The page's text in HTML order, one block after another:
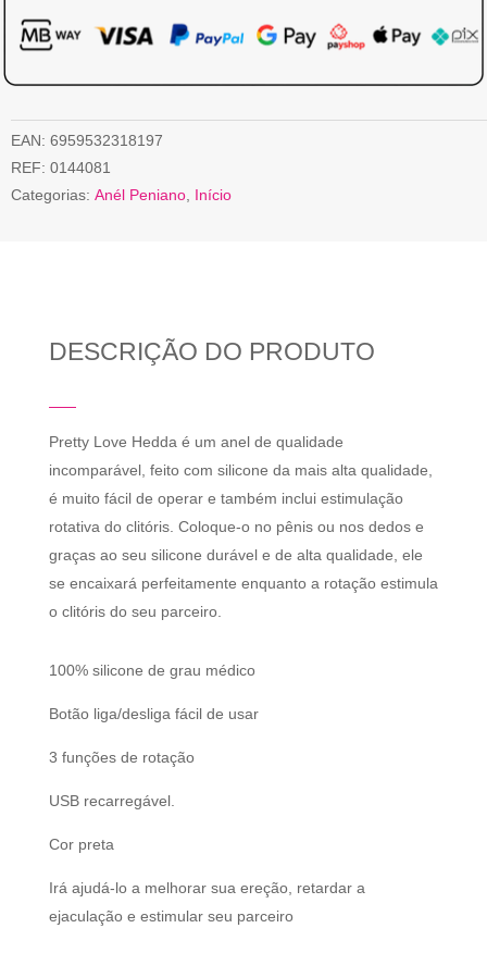
EAN: 6959532318197
REF: 0144081
Categorias: Anél Peniano Início
DESCRIÇÃO DO PRODUTO
Pretty Love Hedda é um anel de qualidade
incomparável, feito com silicone da mais alta qualidade,
é muito fácil de operar e também inclui estimulação
rotativa do clitóris. Coloque-o no pênis ou nos dedos e
graças ao seu silicone durável e de alta qualidade, ele
se encaixará perfeitamente enquanto a rotação estimula
o clitóris do seu parceiro.
100% silicone de grau médico
Botão liga/desliga fácil de usar
3 funções de rotação
USB recarregável.
Cor preta
Irá ajudá-lo a melhorar sua ereção, retardar a
ejaculação e estimular seu parceiro